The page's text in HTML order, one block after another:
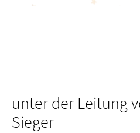
unter der Leitung
Sieger